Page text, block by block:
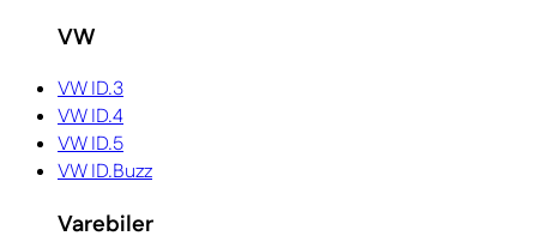
VW
VW ID.3
VW ID.4
VW ID.5
VW ID.Buzz
Varebiler